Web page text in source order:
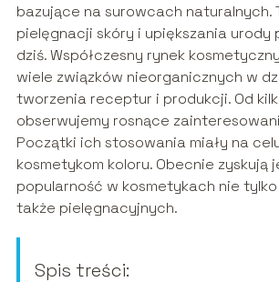
bazujące na surowcach naturalnych.
pielęgnacji skóry i upiększania urody
dziś. Współczesny rynek
wiele związków nieorganicznych w
tworzenia receptur i produkcji. Od
obserwujemy rosnące
Początki ich stosowania miały na
kosmetykom koloru. Obecnie zyskują
popularność w kosmetykach nie
także pielęgnacyjnych.
Spis treści: